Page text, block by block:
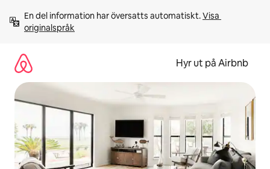
innehåll
En del information har översatts automatiskt. Visa
originalspråk
Hyr ut på Airbnb